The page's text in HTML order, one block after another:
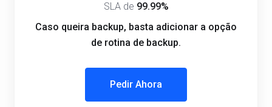
SLA de 99.99%
Caso queira backup, basta adicionar a opção
de rotina de backup.
Pedir Ahora